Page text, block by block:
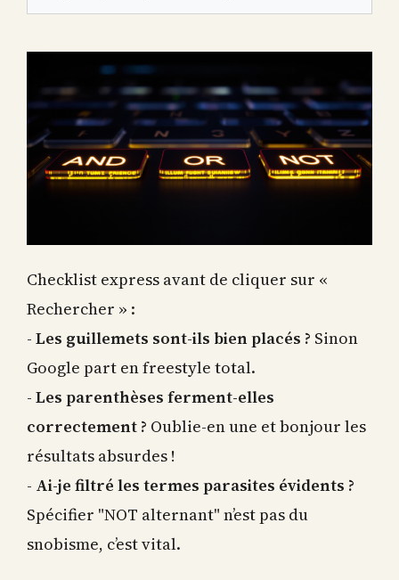
Checklist express avant de cliquer sur «
Rechercher » :
- Les guillemets sont-ils bien placés ? Sinon
Google part en freestyle total.
- Les parenthèses ferment-elles
correctement ? Oublie-en une et bonjour les
résultats absurdes !
- Ai-je filtré les termes parasites évidents ?
Spécifier "NOT alternant" n’est pas du
snobisme, c’est vital.